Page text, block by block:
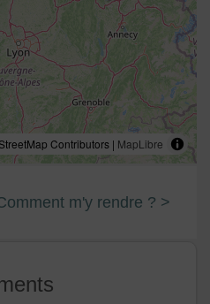
Contributors | MapLibre
m'y rendre ? >